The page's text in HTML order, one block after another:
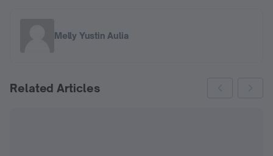
Melly Yustin Aulia
Related Articles